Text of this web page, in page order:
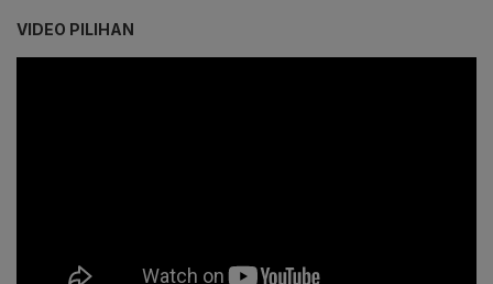
VIDEO PILIHAN